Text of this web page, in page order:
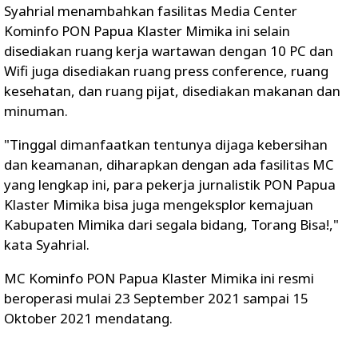
Syahrial menambahkan fasilitas Media Center
Kominfo PON Papua Klaster Mimika ini selain
disediakan ruang kerja wartawan dengan 10 PC dan
Wifi juga disediakan ruang press conference, ruang
kesehatan, dan ruang pijat, disediakan makanan dan
minuman.
"Tinggal dimanfaatkan tentunya dijaga kebersihan
dan keamanan, diharapkan dengan ada fasilitas MC
yang lengkap ini, para pekerja jurnalistik PON Papua
Klaster Mimika bisa juga mengeksplor kemajuan
Kabupaten Mimika dari segala bidang, Torang Bisa!,"
kata Syahrial.
MC Kominfo PON Papua Klaster Mimika ini resmi
beroperasi mulai 23 September 2021 sampai 15
Oktober 2021 mendatang.